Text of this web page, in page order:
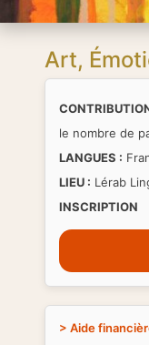
Art,
le nombre de
LANGUES :
LIEU : Lérab
INSCRIPTION
> Aide